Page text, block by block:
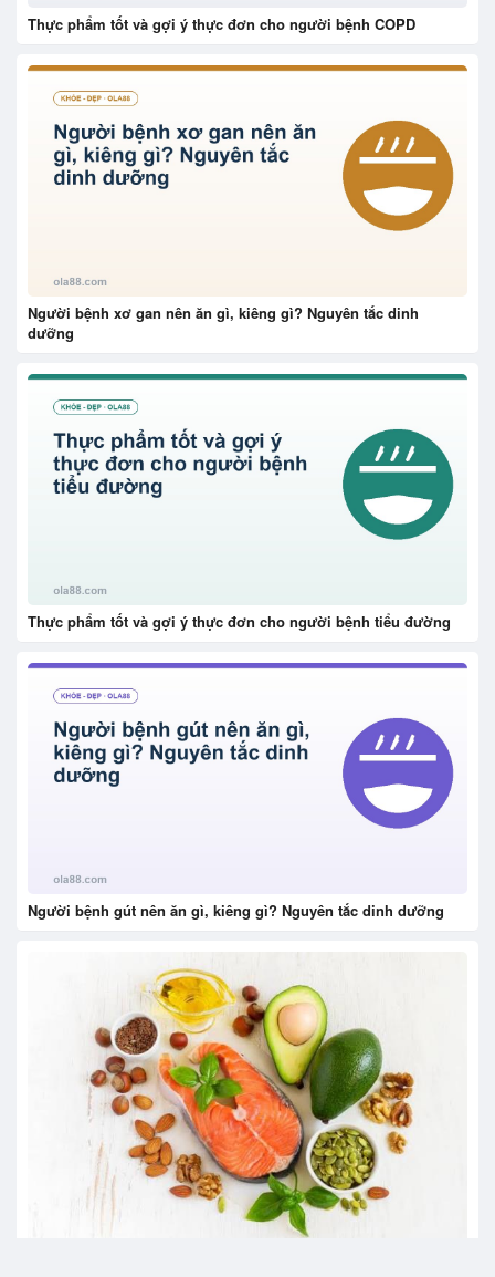
Thực phẩm tốt và gợi ý thực đơn cho người bệnh COPD
Người bệnh xơ gan nên ăn gì, kiêng gì? Nguyên tắc dinh
dưỡng
Thực phẩm tốt và gợi ý thực đơn cho người bệnh tiểu đường
Người bệnh gút nên ăn gì, kiêng gì? Nguyên tắc dinh dưỡng